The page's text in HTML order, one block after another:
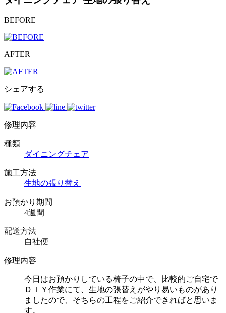
BEFORE
AFTER
シェアする
修理内容
種類
ダイニングチェア
施工方法
生地の張り替え
お預かり期間
4週間
配送方法
自社便
修理内容
今日はお預かりしている椅子の中で、比較的ご自宅で
ＤＩＹ作業にて、生地の張替えがやり易いものがあり
ましたので、そちらの工程をご紹介できればと思いま
す。